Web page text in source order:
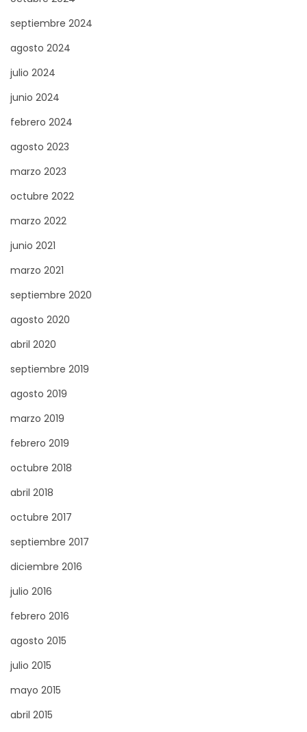
septiembre 2024
agosto 2024
julio 2024
junio 2024
febrero 2024
agosto 2023
marzo 2023
octubre 2022
marzo 2022
junio 2021
marzo 2021
septiembre 2020
agosto 2020
abril 2020
septiembre 2019
agosto 2019
marzo 2019
febrero 2019
octubre 2018
abril 2018
octubre 2017
septiembre 2017
diciembre 2016
julio 2016
febrero 2016
agosto 2015
julio 2015
mayo 2015
abril 2015